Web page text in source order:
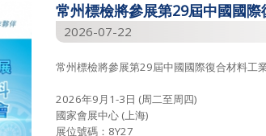
常州標檢將參展第29屆中國國
2026-07-22
常州標檢將參展第29屆中國國際復合材料工
2026年9月1-3日 (周二至周四)
國家會展中心 (上海)
展位號碼：8Y27